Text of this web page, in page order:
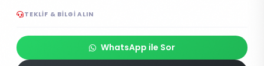
TEKLIF & BILGI ALIN
WhatsApp ile Sor